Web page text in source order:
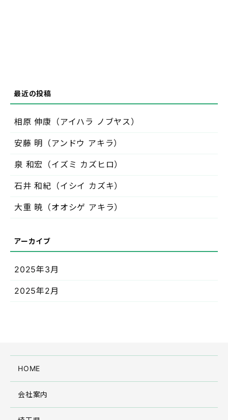
相原 伸康（アイハラ ノブヤス）
安藤 明（アンドウ アキラ）
泉 和宏（イズミ カズヒロ）
石井 和紀（イシイ カズキ）
大重 暁（オオシゲ アキラ）
2025年3月
2025年2月
HOME
会社案内